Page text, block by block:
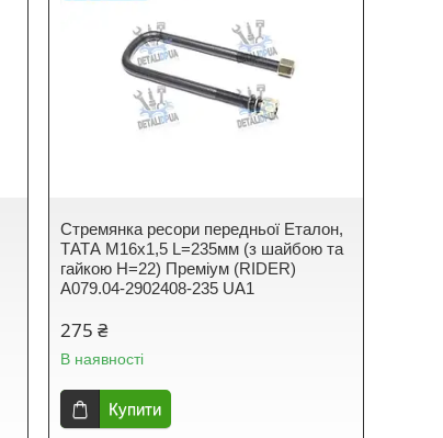
Стремянка ресори передньої Еталон,
ТАТА М16х1,5 L=235мм (з шайбою та
гайкою Н=22) Преміум (RIDER)
А079.04-2902408-235 UA1
275 ₴
В наявності
Купити